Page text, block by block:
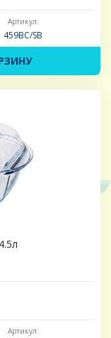
Артикул:
459BC/SB
Артикул: